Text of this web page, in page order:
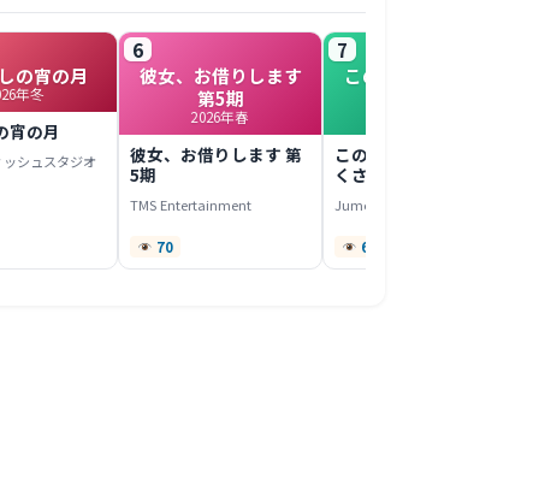
の宵の月
年冬
宵の月
シュスタジオ
6
彼女、お借りします
第5期
2026年春
彼女、お借りします 第
5期
TMS Entertainment
70
7
このヒーラー、めん
このヒーラー、めんど
くさい
Jumondou
67